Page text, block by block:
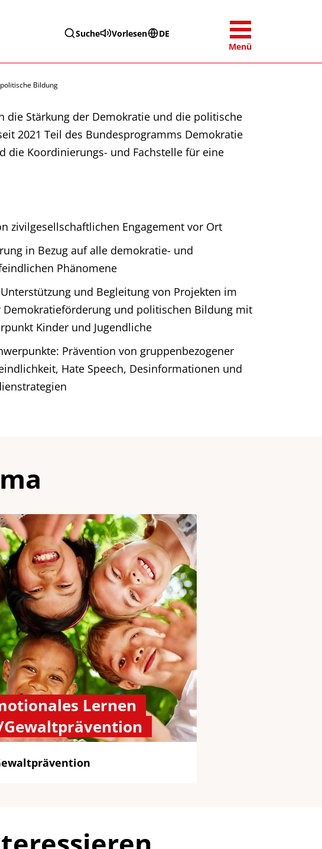
Suche Vorlesen
DE
Menü
Bildung
die Stärkung der Demokratie und die politische
2021 Teil des Bundesprogramms Demokratie
die Koordinierungs- und Fachstelle für eine
zivilgesellschaftlichen Engagement vor Ort
in Bezug auf alle demokratie- und
Phänomene
und Begleitung von Projekten im
Demokratieförderung und politischen Bildung mit
Kinder und Jugendliche
Prävention von gruppenbezogener
Hate Speech, Desinformationen und
Lernen
Gewaltprävention